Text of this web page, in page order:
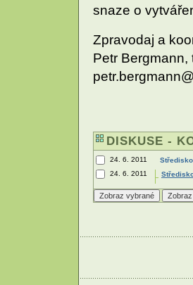
snaze o
Zpravodaj a
Petr Bergmann,
DISKUSE -
24. 6. 2011
24. 6. 2011